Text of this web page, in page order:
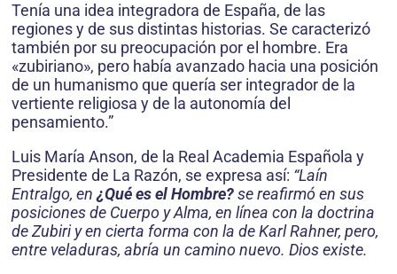
Tenía una idea integradora de España, de las
regiones y de sus distintas historias. Se caracterizó
también por su preocupación por el hombre. Era
«zubiriano», pero había avanzado hacia una posición
de un humanismo que quería ser integrador de la
vertiente religiosa y de la autonomía del
pensamiento.”
Luis María Anson, de la Real Academia Española y
Presidente de La Razón, se expresa así: “Laín
Entralgo, en ¿Qué es el Hombre?se reafirmó en sus
posiciones de Cuerpo y Alma, en línea con la doctrina
de Zubiri y en cierta forma con la de Karl Rahner, pero,
entre veladuras, abría un camino nuevo. Dios existe.